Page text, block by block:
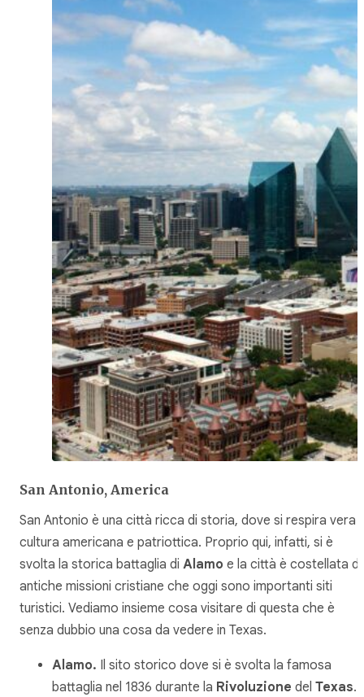
San Antonio, America
San Antonio è una città ricca di storia, dove si respira vera
cultura americana e patriottica. Proprio qui, infatti, si è
svolta la storica battaglia di Alamo e la città è costellata
antiche missioni cristiane che oggi sono importanti siti
turistici. Vediamo insieme cosa visitare di questa che è
senza dubbio una cosa da vedere in Texas.
Alamo. Il sito storico dove si è svolta la famosa
battaglia nel 1836 durante la Rivoluzione del Texas.